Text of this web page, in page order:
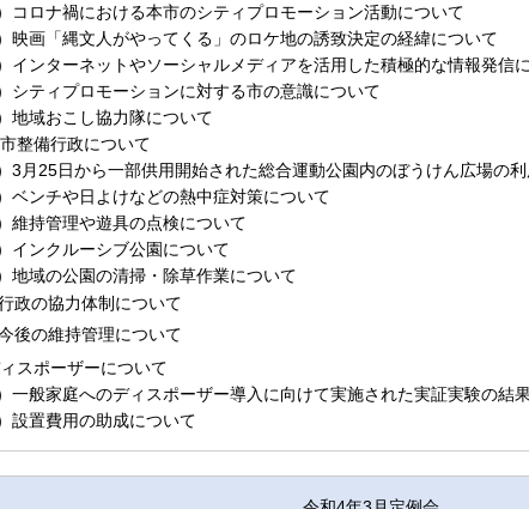
）コロナ禍における本市のシティプロモーション活動について
）映画「縄文人がやってくる」のロケ地の誘致決定の経緯について
）インターネットやソーシャルメディアを活用した積極的な情報発信
）シティプロモーションに対する市の意識について
）地域おこし協力隊について
整備行政について
）3月25日から一部供用開始された総合運動公園内のぼうけん広場の
）ベンチや日よけなどの熱中症対策について
）維持管理や遊具の点検について
）インクルーシブ公園について
）地域の公園の清掃・除草作業について
政の協力体制について
後の維持管理について
スポーザーについて
）一般家庭へのディスポーザー導入に向けて実施された実証実験の結
）設置費用の助成について